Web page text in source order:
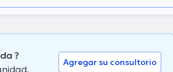
?
Agregar su consultorio